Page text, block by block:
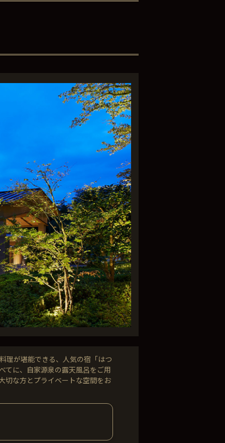
理が堪能できる、人気の宿「はつ
てに、自家源泉の露天風呂をご用
切な方とプライベートな空間をお